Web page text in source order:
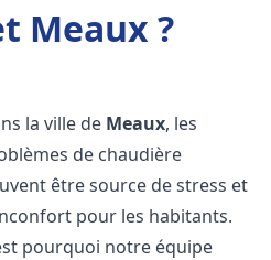
Meaux ?
la ville de Meaux, les
de chaudière
être source de stress et
pour les habitants.
pourquoi notre équipe